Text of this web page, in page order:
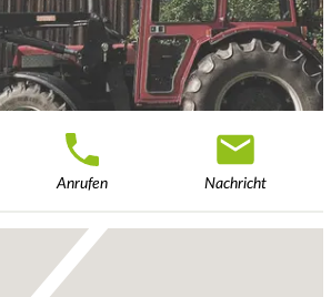
Anrufen Nachricht